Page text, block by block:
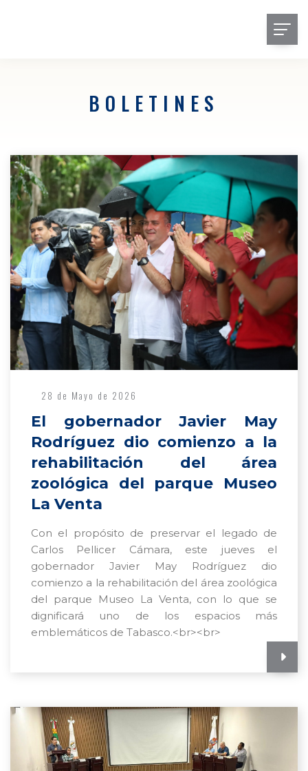
BOLETINES
28 de Mayo de 2026
El gobernador Javier May
Rodríguez dio comienzo a la
rehabilitación del área
zoológica del parque Museo
La Venta
Con el propósito de preservar el legado de
Carlos Pellicer Cámara, este jueves el
gobernador Javier May Rodríguez dio
comienzo a la rehabilitación del área zoológica
del parque Museo La Venta, con lo que se
dignificará uno de los espacios más
emblemáticos de Tabasco.<br><br>